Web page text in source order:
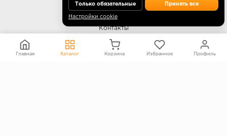
О КОМПАНИИ
Контакты
О компании
Политика конфиденциальности
Только обязательные Принять все
Настройки cookie
Главная Каталог Корзина Избранное Профиль